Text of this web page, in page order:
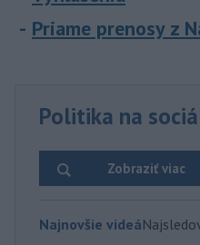
Priame prenosy z
Politika na
Zobraziť viac
Najnovšie videá